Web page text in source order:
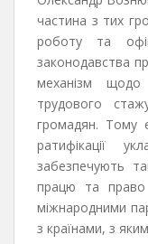
частина з тих
роботу та
законодавства
механізм щодо
трудового
громадян. Тому
ратифікації
забезпечують
працю та
міжнародними
з країнами, з